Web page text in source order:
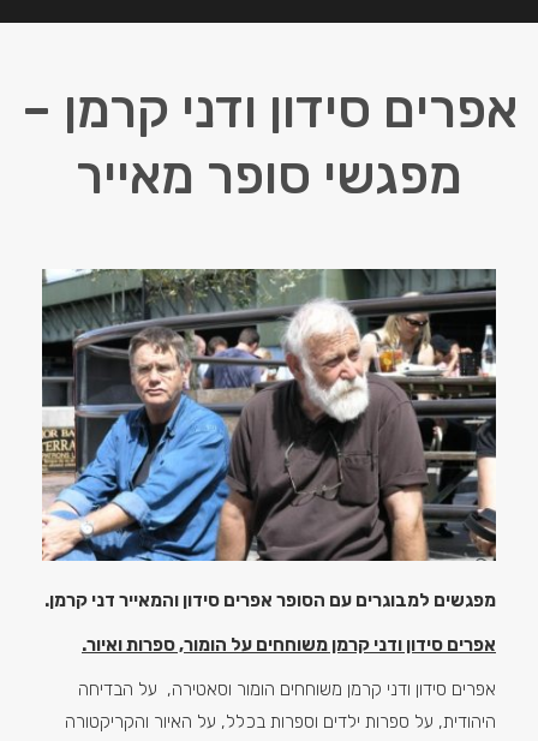
אפרים סידון ודני קרמן –
מפגשי סופר מאייר
מפגשים למבוגרים עם הסופר אפרים סידון והמאייר דני קרמן.
אפרים סידון ודני קרמן משוחחים על הומור, ספרות ואיור.
אפרים סידון ודני קרמן משוחחים הומור וסאטירה, על הבדיחה
היהודית, על ספרות ילדים וספרות בכלל, על האיור והקריקטורה